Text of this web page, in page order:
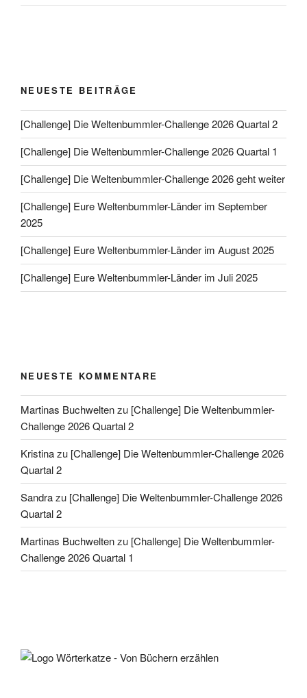
NEUESTE BEITRÄGE
[Challenge] Die Weltenbummler-Challenge 2026 Quartal 2
[Challenge] Die Weltenbummler-Challenge 2026 Quartal 1
[Challenge] Die Weltenbummler-Challenge 2026 geht weiter
[Challenge] Eure Weltenbummler-Länder im September
2025
[Challenge] Eure Weltenbummler-Länder im August 2025
[Challenge] Eure Weltenbummler-Länder im Juli 2025
NEUESTE KOMMENTARE
Martinas Buchweltenzu [Challenge] Die Weltenbummler-
Challenge 2026 Quartal 2
Kristinazu [Challenge] Die Weltenbummler-Challenge 2026
Quartal 2
Sandrazu [Challenge] Die Weltenbummler-Challenge 2026
Quartal 2
Martinas Buchweltenzu [Challenge] Die Weltenbummler-
Challenge 2026 Quartal 1